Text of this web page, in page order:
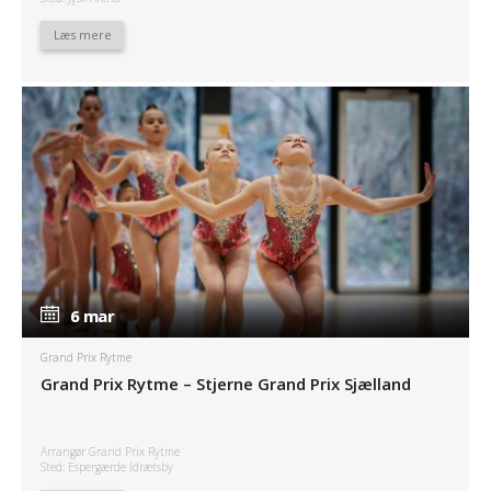
Læs mere
6 mar
6 mar
Grand Prix Rytme
Grand Prix Rytme – Stjerne Grand Prix Sjælland
Arrangør Grand Prix Rytme
Sted: Espergærde Idrætsby